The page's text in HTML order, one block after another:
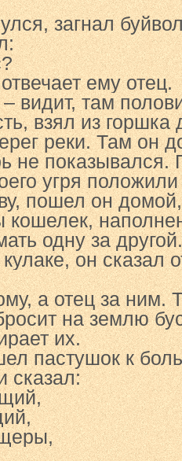
загнал
ему отец.
видит, там
взял из горшка
реки. Там он
не
угря
пошел он
кошелек,
одну за
он сказал
а отец за ним.
на землю
их.
пастушок к
сказал: